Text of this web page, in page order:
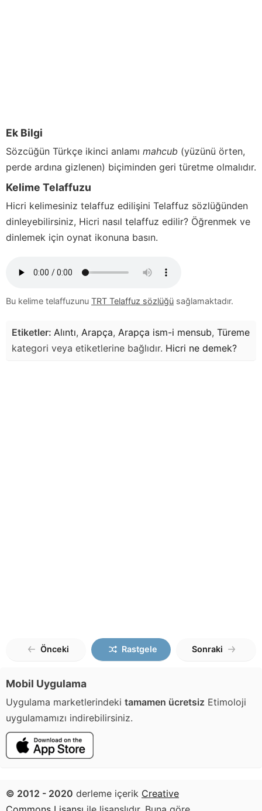
Ek Bilgi
Sözcüğün Türkçe ikinci anlamı mahcub (yüzünü örten,
perde ardına gizlenen) biçiminden geri türetme olmalıdır.
Kelime Telaffuzu
Hicri kelimesiniz telaffuz edilişini Telaffuz sözlüğünden
dinleyebilirsiniz, Hicri nasıl telaffuz edilir? Öğrenmek ve
dinlemek için oynat ikonuna basın.
Bu kelime telaffuzunu TRT Telaffuz sözlüğü sağlamaktadır.
Etiketler: Alıntı, Arapça, Arapça ism-i mensub, Türeme
kategori veya etiketlerine bağlıdır. Hicri ne demek?
Önceki Rastgele Sonraki
Mobil Uygulama
Uygulama marketlerindeki tamamen ücretsiz Etimoloji
uygulamamızı indirebilirsiniz.
© 2012 - 2020 derleme içerik Creative